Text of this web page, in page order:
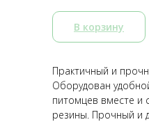
В корзину
Практичный и
Оборудован
питомцев вместе и
резины. Прочный и